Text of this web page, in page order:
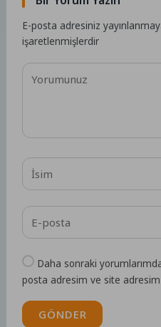
E-posta adresiniz
işaretlenmişlerdir
Daha sonraki
posta adresim ve site adresim
GÖNDER